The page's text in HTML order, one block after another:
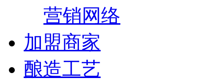
营销网络
加盟商家
酿造工艺